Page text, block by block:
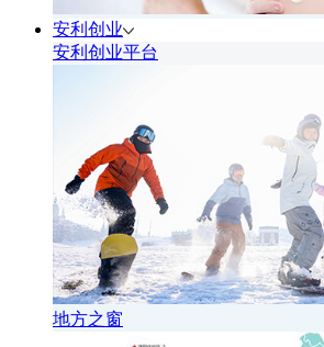
安利创业
安利创业平台
地方之窗